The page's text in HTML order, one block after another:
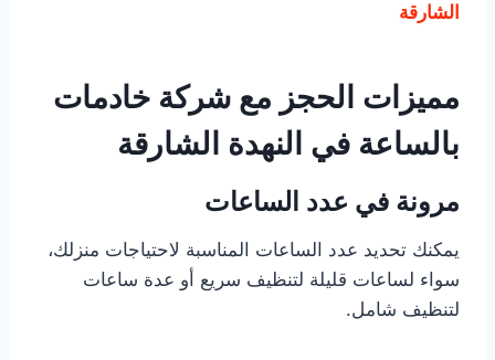
الشارقة
مميزات الحجز مع شركة خادمات
بالساعة في النهدة الشارقة
مرونة في عدد الساعات
يمكنك تحديد عدد الساعات المناسبة لاحتياجات منزلك،
سواء لساعات قليلة لتنظيف سريع أو عدة ساعات
لتنظيف شامل.